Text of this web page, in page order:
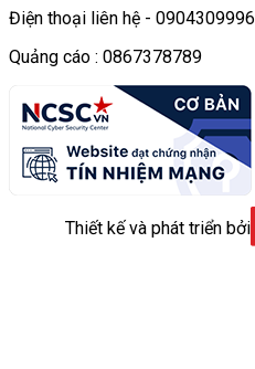
Điện thoại liên hệ - 0904309996
Quảng cáo : 0867378789
Thiết kế và phát triển bởi